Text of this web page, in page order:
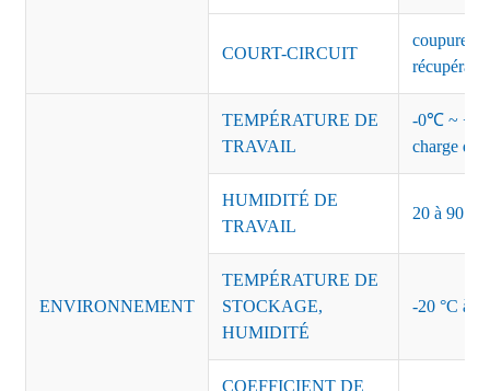
COURT-CIRCUIT
coupure
ENVIRONNEMENT
TEMPÉRATURE DE
TRAVAIL
-0℃ ~
charge de
HUMIDITÉ DE
TRAVAIL
20 à 90 %
TEMPÉRATURE DE
STOCKAGE,
HUMIDITÉ
-20 °C à
COEFFICIENT DE